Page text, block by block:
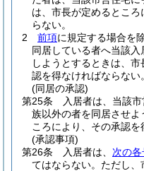
は、市長が定めるとこ
らない。
2
前項に規定する場合を
同居している者へ当該
しようとするときは、
認を得なければならない。
(同居の承認)
第25条
入居者は、当該
族以外の者を同居させよ
ころにより、その承認を
(承認事項)
第26条
入居者は、 次の各
てはならない。 ただし、